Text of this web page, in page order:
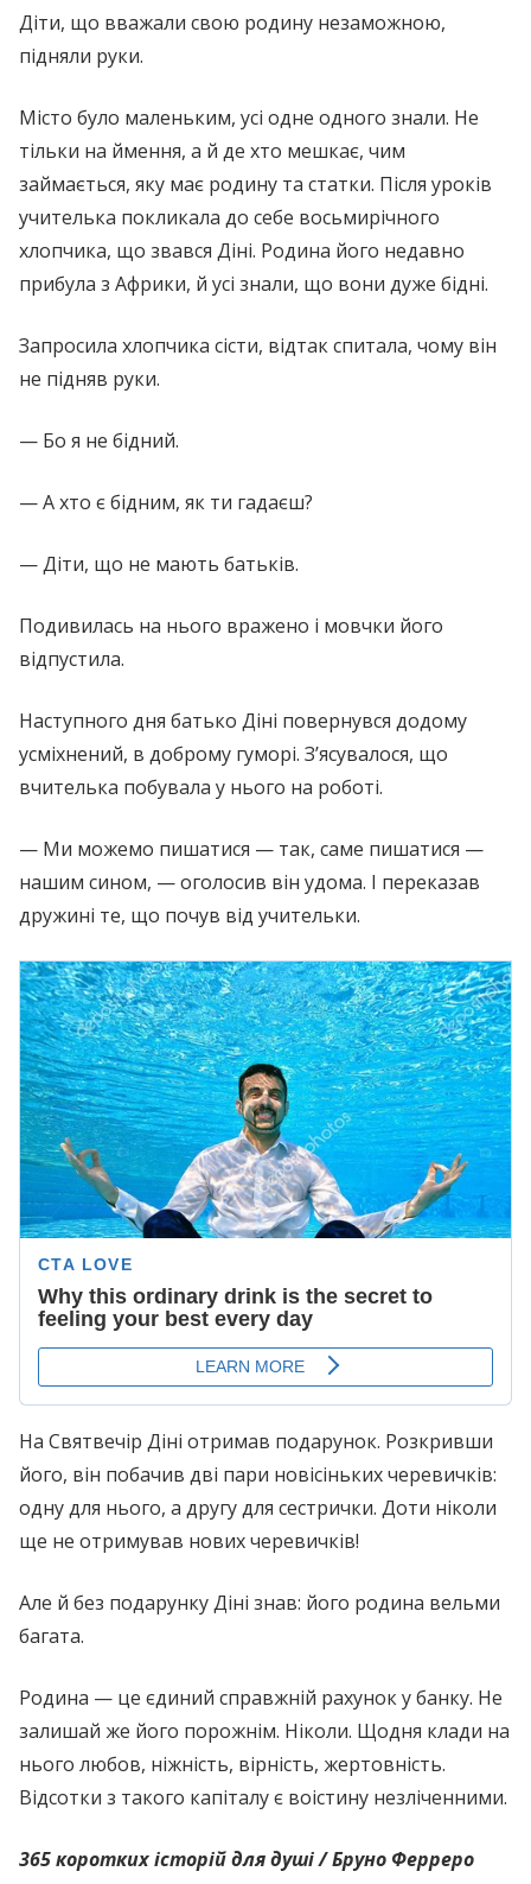
Діти, що вважали свою родину незаможною,
підняли руки.
Місто було маленьким, усі одне одного знали. Не
тільки на ймення, а й де хто мешкає, чим
займається, яку має родину та статки. Після уроків
учителька покликала до себе восьмирічного
хлопчика, що звався Діні. Родина його недавно
прибула з Африки, й усі знали, що вони дуже бідні.
Запросила хлопчика сісти, відтак спитала, чому він
не підняв руки.
— Бо я не бідний.
— А хто є бідним, як ти гадаєш?
— Діти, що не мають батьків.
Подивилась на нього вражено і мовчки його
відпустила.
Наступного дня батько Діні повернувся додому
усміхнений, в доброму гуморі. З’ясувалося, що
вчителька побувала у нього на роботі.
— Ми можемо пишатися — так, саме пишатися —
нашим сином, — оголосив він удома. І переказав
дружині те, що почув від учительки.
На Святвечір Діні отримав подарунок. Розкривши
його, він побачив дві пари новісіньких черевичків:
одну для нього, а другу для сестрички. Доти ніколи
ще не отримував нових черевичків!
Але й без подарунку Діні знав: його родина вельми
багата.
Родина — це єдиний справжній рахунок у банку. Не
залишай же його порожнім. Ніколи. Щодня клади на
нього любов, ніжність, вірність, жертовність.
Відсотки з такого капіталу є воістину незліченними.
365 коротких історій для душі / Бруно Ферреро